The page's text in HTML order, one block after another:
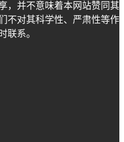
，并不意味着本网站赞同其
不对其科学性、严肃性等作
联系。